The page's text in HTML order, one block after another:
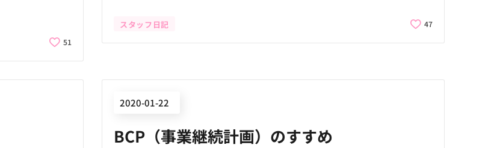
51
スタッフ日記 47
2020-01-22
BCP（事業継続計画）のすすめ